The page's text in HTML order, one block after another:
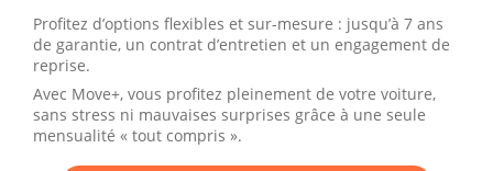
Profitez d’options flexibles et sur-mesure : jusqu’à 7 ans
de garantie, un contrat d’entretien et un engagement de
reprise.
Avec Move+, vous profitez pleinement de votre voiture,
sans stress ni mauvaises surprises grâce à une seule
mensualité « tout compris ».